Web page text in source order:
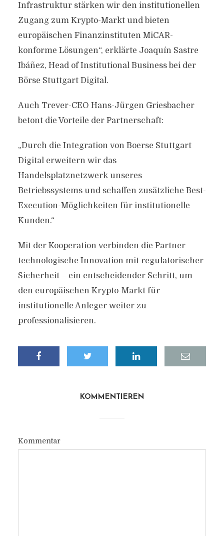
Infrastruktur stärken wir den institutionellen
Zugang zum Krypto-Markt und bieten
europäischen Finanzinstituten MiCAR-
konforme Lösungen“, erklärte Joaquín Sastre
Ibáñez, Head of Institutional Business bei der
Börse Stuttgart Digital.
Auch Trever-CEO Hans-Jürgen Griesbacher
betont die Vorteile der Partnerschaft:
„Durch die Integration von Boerse Stuttgart
Digital erweitern wir das
Handelsplatznetzwerk unseres
Betriebssystems und schaffen zusätzliche Best-
Execution-Möglichkeiten für institutionelle
Kunden.“
Mit der Kooperation verbinden die Partner
technologische Innovation mit regulatorischer
Sicherheit – ein entscheidender Schritt, um
den europäischen Krypto-Markt für
institutionelle Anleger weiter zu
professionalisieren.
KOMMENTIEREN
Kommentar